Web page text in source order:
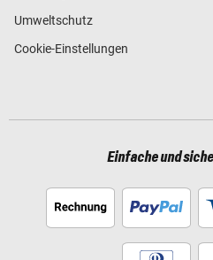
Umweltschutz
Cookie-Einstellungen
Einfache und